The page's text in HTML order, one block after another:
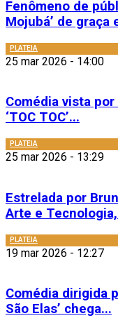
Fenômeno de
Mojubá’ de graça
PLATEIA
25 mar 2026 - 14:00
Comédia vista
‘TOC TOC’...
PLATEIA
25 mar 2026 - 13:29
Estrelada por
Arte e
PLATEIA
19 mar 2026 - 12:27
Comédia dirigida
São Elas’ chega...